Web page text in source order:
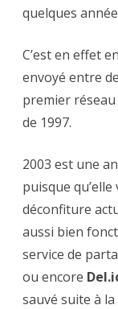
quelques
C’est en effet
envoyé entre
premier
de 1997.
2003 est une
puisque qu’elle
déconfiture
aussi bien
service de
ou encore
sauvé suite à